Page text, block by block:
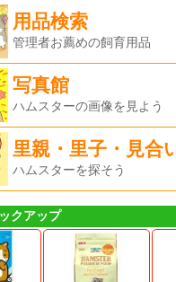
用品検索
管理者お薦めの飼育用品
写真館
ハムスターの画像を見よう
里親・里子・見合
ハムスターを探そう
クアップ